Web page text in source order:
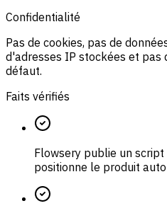
Confidentialité
Pas de cookies, pas de
d'adresses IP stockées et
défaut.
Faits vérifiés
Flowsery publie un
positionne le produit